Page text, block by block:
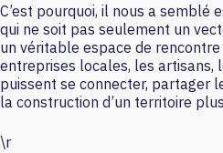
C’est pourquoi, il nous a semblé
qui ne soit pas seulement un
un véritable espace de rencontre
entreprises locales, les artisans,
puissent se connecter, partager
la construction d’un territoire
\r